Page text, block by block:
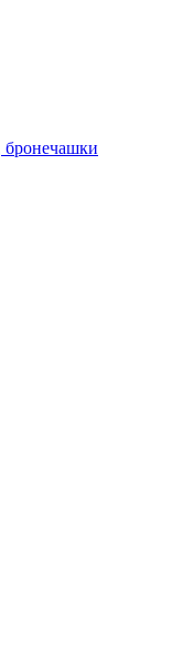
бронечашки